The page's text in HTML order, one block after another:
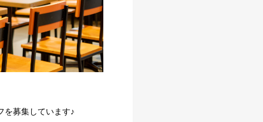
を募集しています♪